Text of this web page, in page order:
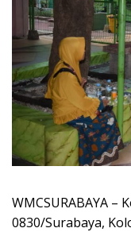
WMCSURABAYA
0830/Surabaya,